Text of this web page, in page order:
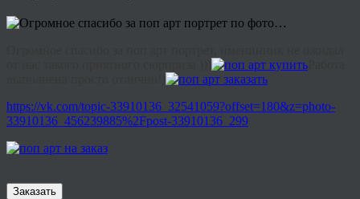
https://vk.com/topic-33910136_32541059?offset=180&z=photo-
33910136_456239885%2Fpost-33910136_299
Заказать